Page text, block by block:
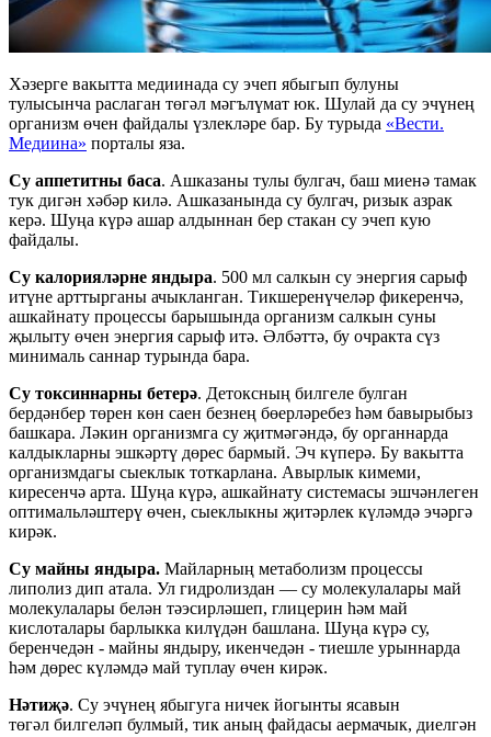
Хәзерге вакытта медиинада су эчеп ябыгып булуны
тулысынча раслаган төгәл мәгълүмат юк. Шулай да су эчүнең
организм өчен файдалы үзлекләре бар. Бу турыда «Вести.
Медиина» порталы яза.
Су аппетитны баса. Ашказаны тулы булгач, баш миенә тамак
тук дигән хәбәр килә. Ашказанында су булгач, ризык азрак
керә. Шуңа күрә ашар алдыннан бер стакан су эчеп кую
файдалы.
Су калорияләрне яндыра. 500 мл салкын су энергия сарыф
итүне арттырганы ачыкланган. Тикшеренүчеләр фикеренчә,
ашкайнату процессы барышында организм салкын суны
җылыту өчен энергия сарыф итә. Әлбәттә, бу очракта сүз
минималь саннар турында бара.
Су токсиннарны бетерә. Детоксның билгеле булган
бердәнбер төрен көн саен безнең бөерләребез һәм бавырыбыз
башкара. Ләкин организмга су җитмәгәндә, бу органнарда
калдыкларны эшкәртү дөрес бармый. Эч күперә. Бу вакытта
организмдагы сыеклык тоткарлана. Авырлык кимеми,
киресенчә арта. Шуңа күрә, ашкайнату системасы эшчәнлеген
оптимальләштерү өчен, сыеклыкны җитәрлек күләмдә эчәргә
кирәк.
Су майны яндыра. Майларның метаболизм процессы
липолиз дип атала. Ул гидролиздан — су молекулалары май
молекулалары белән тәэсирләшеп, глицерин һәм май
кислоталары барлыкка килүдән башлана. Шуңа күрә су,
беренчедән - майны яндыру, икенчедән - тиешле урыннарда
һәм дөрес күләмдә май туплау өчен кирәк.
Нәтиҗә. Су эчүнең ябыгуга ничек йогынты ясавын
төгәл билгеләп булмый, тик аның файдасы аермачык, диелгән